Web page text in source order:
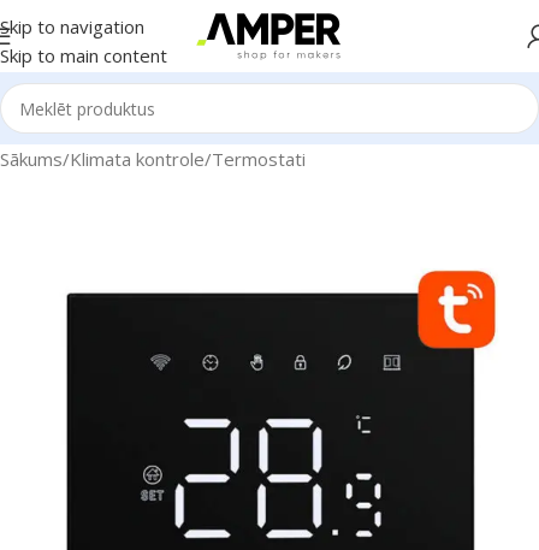
Skip to navigation
Skip to main content
Sākums/Klimata kontrole/Termostati